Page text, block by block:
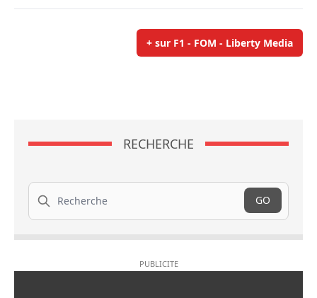
+ sur F1 - FOM - Liberty Media
RECHERCHE
Recherche
GO